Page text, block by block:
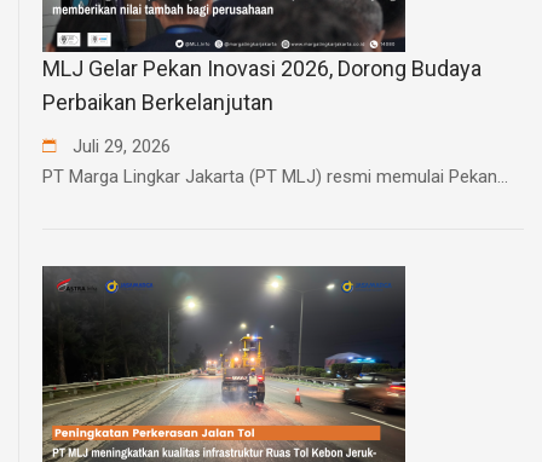
MLJ Gelar Pekan Inovasi 2026, Dorong Budaya
Perbaikan Berkelanjutan
Juli 29, 2026
PT Marga Lingkar Jakarta (PT MLJ) resmi memulai Pekan...